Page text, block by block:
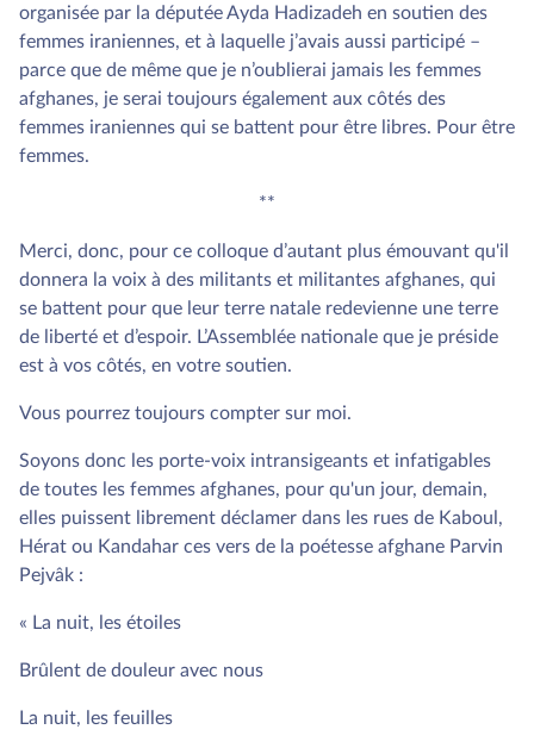
organisée par la députée Ayda Hadizadeh en soutien des
femmes iraniennes, et à laquelle j’avais aussi participé –
parce que de même que je n’oublierai jamais les femmes
afghanes, je serai toujours également aux côtés des
femmes iraniennes qui se battent pour être libres. Pour être
femmes.
**
Merci, donc, pour ce colloque d’autant plus émouvant qu'il
donnera la voix à des militants et militantes afghanes, qui
se battent pour que leur terre natale redevienne une terre
de liberté et d’espoir. L’Assemblée nationale que je préside
est à vos côtés, en votre soutien.
Vous pourrez toujours compter sur moi.
Soyons donc les porte-voix intransigeants et infatigables
de toutes les femmes afghanes, pour qu'un jour, demain,
elles puissent librement déclamer dans les rues de Kaboul,
Hérat ou Kandahar ces vers de la poétesse afghane Parvin
Pejvâk :
« La nuit, les étoiles
Brûlent de douleur avec nous
La nuit, les feuilles